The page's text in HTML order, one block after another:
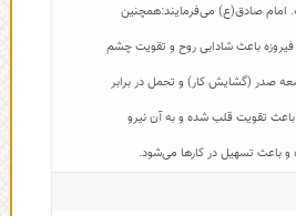
امام صادق(ع) می‌فرمایند:همچنین
کردن به فیروزه باعث شادابی روح و تقویت چشم
سعه صدر (گشایش کار) و تحمل در برابر
را زیاد می کند.3) باعث تقویت قلب شده و به آن نیرو